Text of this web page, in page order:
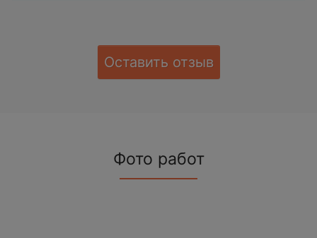
Оставить отзыв
Фото работ